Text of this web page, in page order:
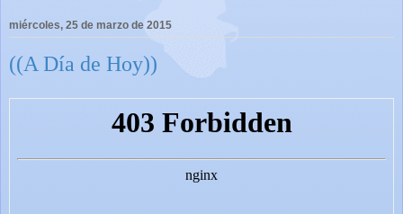
miércoles, 25 de marzo de 2015
((A Día de Hoy))